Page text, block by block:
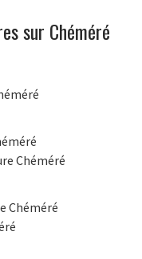
sur Chéméré
Chéméré
Chéméré